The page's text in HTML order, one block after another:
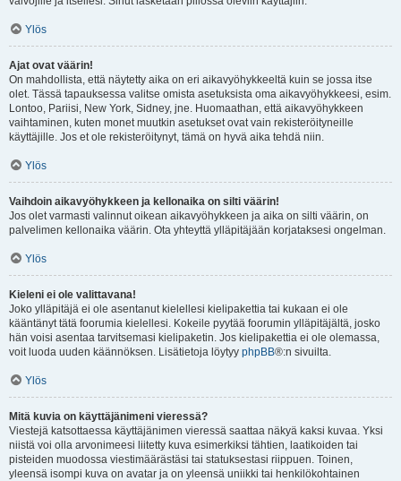
Ylös
Ajat ovat väärin!
On mahdollista, että näytetty aika on eri aikavyöhykkeeltä kuin se jossa itse
olet. Tässä tapauksessa valitse omista asetuksista oma aikavyöhykkeesi, esim.
Lontoo, Pariisi, New York, Sidney, jne. Huomaathan, että aikavyöhykkeen
vaihtaminen, kuten monet muutkin asetukset ovat vain rekisteröityneille
käyttäjille. Jos et ole rekisteröitynyt, tämä on hyvä aika tehdä niin.
Ylös
Vaihdoin aikavyöhykkeen ja kellonaika on silti väärin!
Jos olet varmasti valinnut oikean aikavyöhykkeen ja aika on silti väärin, on
palvelimen kellonaika väärin. Ota yhteyttä ylläpitäjään korjataksesi ongelman.
Ylös
Kieleni ei ole valittavana!
Joko ylläpitäjä ei ole asentanut kielellesi kielipakettia tai kukaan ei ole
kääntänyt tätä foorumia kielellesi. Kokeile pyytää foorumin ylläpitäjältä, josko
hän voisi asentaa tarvitsemasi kielipaketin. Jos kielipakettia ei ole olemassa,
voit luoda uuden käännöksen. Lisätietoja löytyy phpBB®:n sivuilta.
Ylös
Mitä kuvia on käyttäjänimeni vieressä?
Viestejä katsottaessa käyttäjänimen vieressä saattaa näkyä kaksi kuvaa. Yksi
niistä voi olla arvonimeesi liitetty kuva esimerkiksi tähtien, laatikoiden tai
pisteiden muodossa viestimäärästäsi tai statuksestasi riippuen. Toinen,
yleensä isompi kuva on avatar ja on yleensä uniikki tai henkilökohtainen